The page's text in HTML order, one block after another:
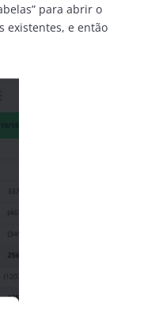
para abrir o
existentes, e então